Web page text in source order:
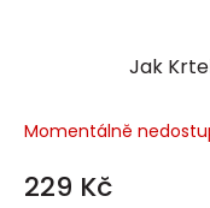
Jak
Momentálně
229 Kč